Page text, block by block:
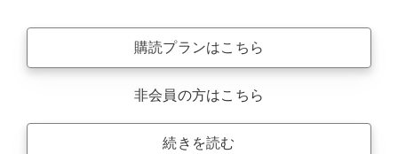
購読プランはこちら
非会員の方はこちら
続きを読む